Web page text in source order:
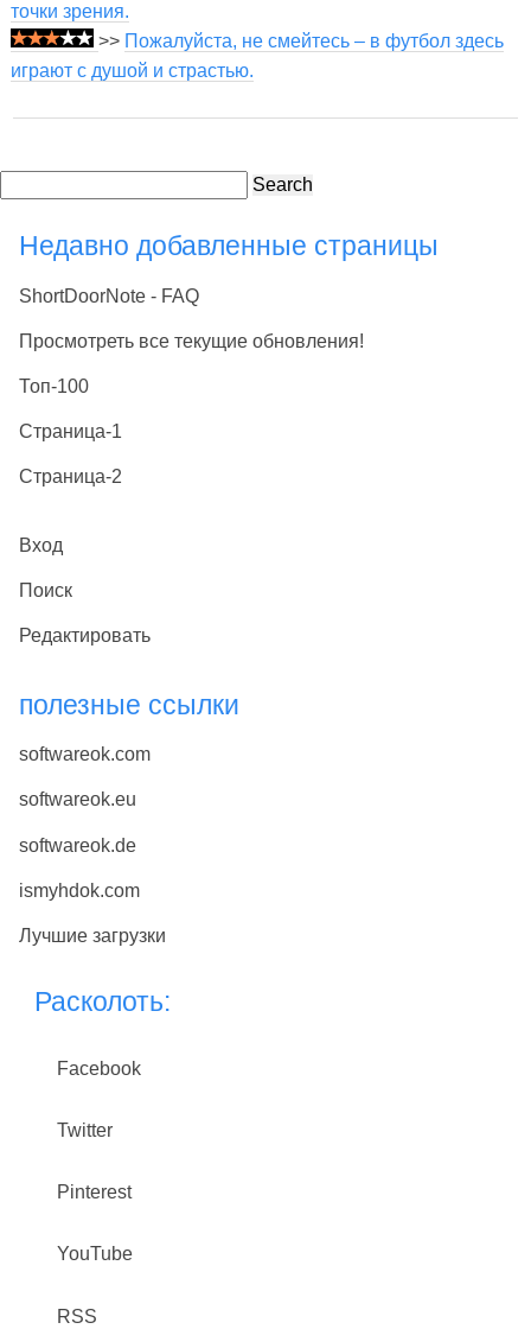
точки зрения.
>> Пожалуйста, не смейтесь – в футбол здесь
играют с душой и страстью.
Search
Недавно добавленные страницы
ShortDoorNote - FAQ
Просмотреть все текущие обновления!
Топ-100
Страница-1
Страница-2
Вход
Поиск
Редактировать
полезные ссылки
softwareok.com
softwareok.eu
softwareok.de
ismyhdok.com
Лучшие загрузки
Расколоть:
Facebook
Twitter
Pinterest
YouTube
RSS